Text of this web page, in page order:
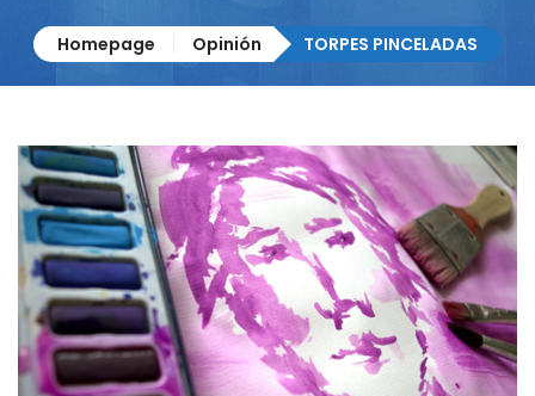
Homepage Opinión TORPES PINCELADAS